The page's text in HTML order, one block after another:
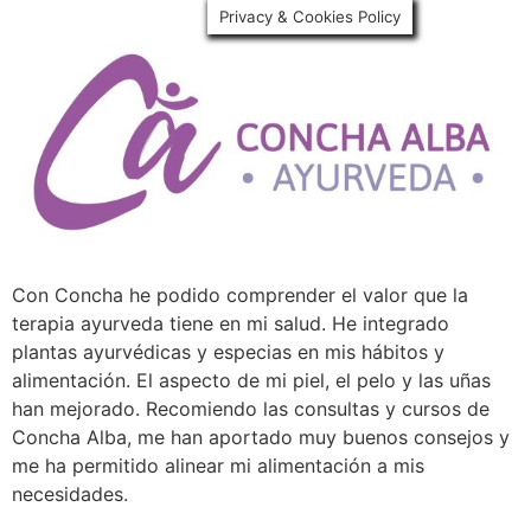
Con Concha he podido comprender el valor que la
terapia ayurveda tiene en mi salud. He integrado
plantas ayurvédicas y especias en mis hábitos y
alimentación. El aspecto de mi piel, el pelo y las uñas
han mejorado. Recomiendo las consultas y cursos de
Concha Alba, me han aportado muy buenos consejos y
me ha permitido alinear mi alimentación a mis
necesidades.
Privacy & Cookies Policy